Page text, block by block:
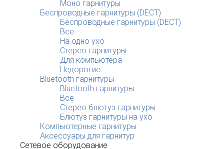
Моно гарнитуры
Беспроводные гарнитуры (DECT)
Беспроводные гарнитуры (DECT)
Все
На одно ухо
Стерео гарнитуры
Для компьютера
Недорогие
Bluetooth гарнитуры
Bluetooth гарнитуры
Все
Стерео блютуз гарнитуры
Блютуз гарнитуры на ухо
Компьютерные гарнитуры
Аксессуары для гарнитур
Сетевое оборудование